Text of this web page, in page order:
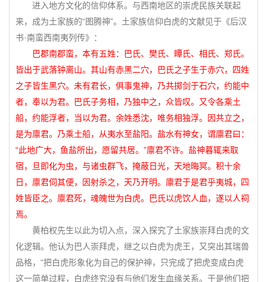
进入地方文化的信仰体系。与西南地区的崇虎民族关联起
来，成为土家族的“图腾神”。土家族信仰白虎的文献见于《后汉
书·南蛮西南夷列传》：
巴郡南郡蛮，本有五姓：巴氏、樊氏、瞫氏、相氏、郑氏。
皆出于武落钟离山。其山有赤黑二穴，巴氏之子生于赤穴，四姓
之子皆生黑穴。未有君长，俱事鬼神，乃共掷剑于石穴，约能中
者，奉以为君。巴氏子务相，乃独中之，众皆叹。又令各乘土
船，约能浮者，当以为君。余姓悉沈，唯务相独浮。因共立之，
是为廪君。乃乘土船，从夷水至盐阳。盐水有神女，谓廪君曰：
“此地广大，鱼盐所出，愿留共居。”廪君不许。盐神暮辄来取
宿，旦即化为虫，与诸虫群飞，掩蔽日光，天地晦冥。积十余
日，廪君伺其便，因射杀之，天乃开明。廪君于是君乎夷城，四
姓皆臣之。廪君死，魂魄世为白虎。巴氏以虎饮人血，遂以人祠
焉。
黄柏权先生以此为切入点，深入探究了土家族崇拜白虎的文
化逻辑。他认为巴人崇拜虎，继之以白虎为虎王，又突出其瑞兽
品格，“把白虎形象化为自己的保护神，只完成了把虎变成白虎
这一简单过程，白虎终究没有与他们发生血缘关系。于是他们把